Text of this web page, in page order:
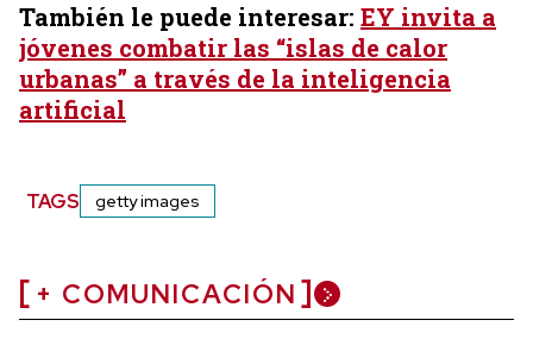
También le puede interesar: EY invita a
jóvenes combatir las “islas de calor
urbanas” a través de la inteligencia
artificial
TAGS getty images
+ COMUNICACIÓN